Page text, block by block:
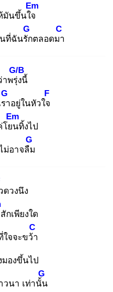
มันขึ้นใจ
Em
ที่ฉันรัก
G
ตลอดมา
C
าพรุ่ง
G/B
นี้
า
G
อยู่ในหัวใจ
F
โยน
Em
ทิ้งไป
ม่อาจลืม
G
ดวงนึง
สักเพียงใด
ใจจะขว้า
C
มองขึ้นไป
วนา เท่านั้น
G